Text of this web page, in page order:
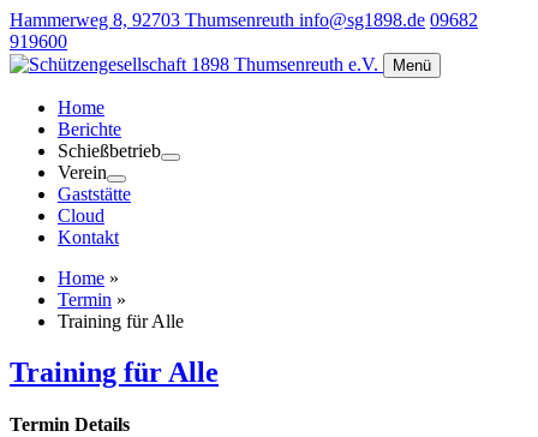
Hammerweg 8, 92703 Thumsenreuth info@sg1898.de 09682
919600
Menü
Home
Berichte
Schießbetrieb
Verein
Gaststätte
Cloud
Kontakt
Home »
Termin »
Training für Alle
Training für Alle
Termin Details